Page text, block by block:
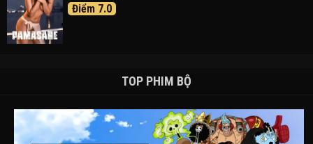
Điểm 7.0
TOP PHIM BỘ